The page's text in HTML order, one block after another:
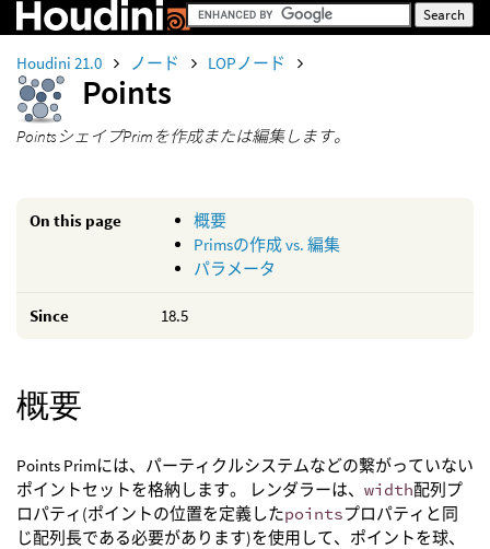
Houdini 21.0 ノード LOPノード
Points
PointsシェイプPrimを作成または編集します。
On this page
概要
Primsの作成 vs. 編集
パラメータ
Since 18.5
概要
Points Primには、パーティクルシステムなどの繋がっていない
ポイントセットを格納します。 レンダラーは、 width配列プ
ロパティ(ポイントの位置を定義したpointsプロパティと同
じ配列長である必要があります)を使用して、ポイントを球、